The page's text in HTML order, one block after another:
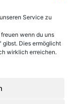
Service zu
wenn du uns
gibst. Dies ermöglicht
wirklich erreichen.